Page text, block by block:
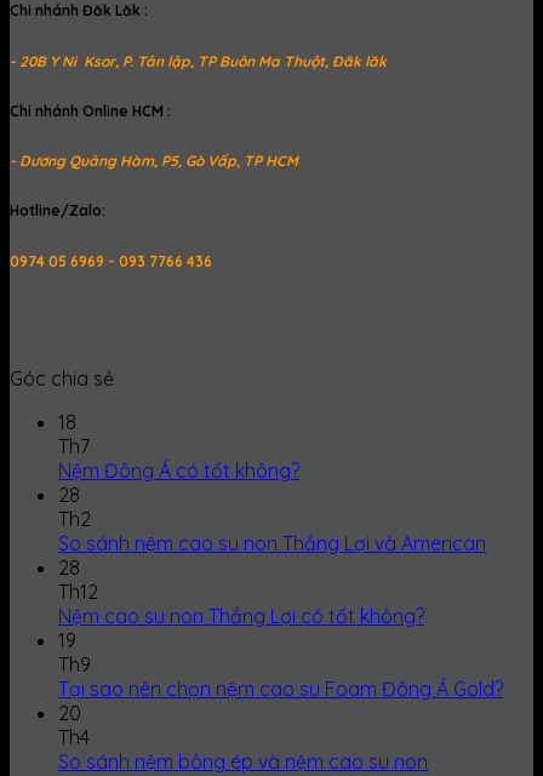
Chi nhánh Đăk Lăk :
- 20B Y Ni Ksor, P. Tân lập, TP Buôn Ma Thuột, Đăk lăk
Chi nhánh Online HCM :
- Dương Quảng Hàm, P5, Gò Vấp, TP HCM
Hotline/Zalo:
0974 05 6969 - 093 7766 436
Góc chia sẻ
18
Th7
Nệm Đông Á có tốt không?
28
Th2
So sánh nệm cao su non Thắng Lợi và American
28
Th12
Nệm cao su non Thắng Lợi có tốt không?
19
Th9
Tại sao nên chọn nệm cao su Foam Đông Á Gold?
20
Th4
So sánh nệm bông ép và nệm cao su non